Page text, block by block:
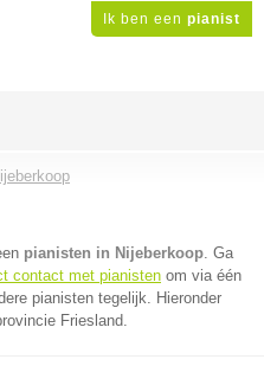
Ik ben een pianist
pianisten in Nijeberkoop. Ga
contact met pianisten om via één
pianisten tegelijk. Hieronder
Friesland.